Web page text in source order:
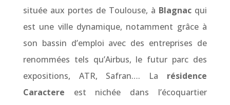
située aux portes de Toulouse, à Blagnac qui
est une ville dynamique, notamment grâce à
son bassin d’emploi avec des entreprises de
renommées tels qu’Airbus, le futur parc des
expositions, ATR, Safran…. La résidence
Caractere est nichée dans l’écoquartier